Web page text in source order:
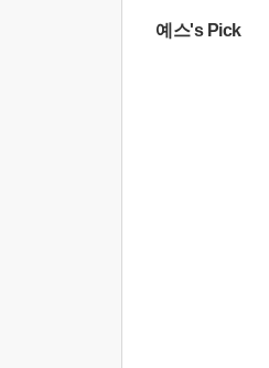
예스's Pick